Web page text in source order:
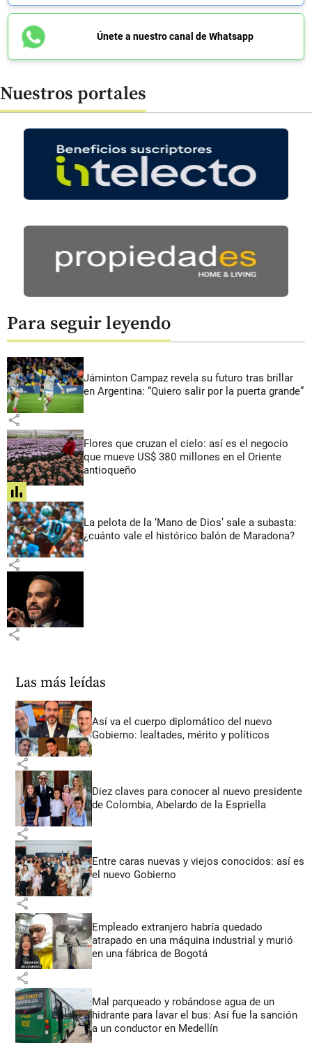
Únete a nuestro canal de Whatsapp
Nuestros portales
Para seguir leyendo
Jáminton Campaz revela su futuro tras brillar
en Argentina: “Quiero salir por la puerta grande”
share
Flores que cruzan el cielo: así es el negocio
que mueve US$ 380 millones en el Oriente
antioqueño
share
La pelota de la ‘Mano de Dios’ sale a subasta:
¿cuánto vale el histórico balón de Maradona?
share
share
Las más leídas
Así va el cuerpo diplomático del nuevo
Gobierno: lealtades, mérito y políticos
share
Diez claves para conocer al nuevo presidente
de Colombia, Abelardo de la Espriella
share
Entre caras nuevas y viejos conocidos: así es
el nuevo Gobierno
share
Empleado extranjero habría quedado
atrapado en una máquina industrial y murió
en una fábrica de Bogotá
share
Mal parqueado y robándose agua de un
hidrante para lavar el bus: Así fue la sanción
a un conductor en Medellín